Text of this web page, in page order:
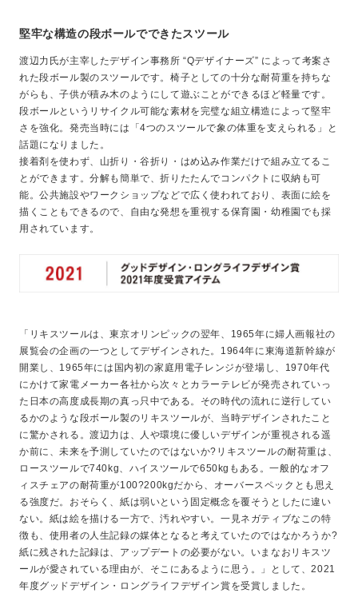
堅牢な構造の段ボールでできたスツール
渡辺力氏が主宰したデザイン事務所 “Qデザイナーズ” によって考案さ
れた段ボール製のスツールです。椅子としての十分な耐荷重を持ちな
がらも、子供が積み木のようにして遊ぶことができるほど軽量です。
段ボールというリサイクル可能な素材を完璧な組立構造によって堅牢
さを強化。発売当時には「4つのスツールで象の体重を支えられる」と
話題になりました。
接着剤を使わず、山折り・谷折り・はめ込み作業だけで組み立てるこ
とができます。分解も簡単で、折りたたんでコンパクトに収納も可
能。公共施設やワークショップなどで広く使われており、表面に絵を
描くこともできるので、自由な発想を重視する保育園・幼稚園でも採
用されています。
「リキスツールは、東京オリンピックの翌年、1965年に婦人画報社の
展覧会の企画の一つとしてデザインされた。1964年に東海道新幹線が
開業し、1965年には国内初の家庭用電子レンジが登場し、1970年代
にかけて家電メーカー各社から次々とカラーテレビが発売されていっ
た日本の高度成長期の真っ只中である。その時代の流れに逆行してい
るかのような段ボール製のリキスツールが、当時デザインされたこと
に驚かされる。渡辺力は、人や環境に優しいデザインが重視される遥
か前に、未来を予測していたのではないか?リキスツールの耐荷重は、
ロースツールで740kg、ハイスツールで650kgもある。一般的なオフ
ィスチェアの耐荷重が100?200kgだから、オーバースペックとも思え
る強度だ。おそらく、紙は弱いという固定概念を覆そうとしたに違い
ない。紙は絵を描ける一方で、汚れやすい。一見ネガティブなこの特
徴も、使用者の人生記録の媒体となると考えていたのではなかろうか?
紙に残された記録は、アップデートの必要がない。いまなおリキスツ
ールが愛されている理由が、そこにあるように思う。」として、2021
年度グッドデザイン・ロングライフデザイン賞を受賞しました。